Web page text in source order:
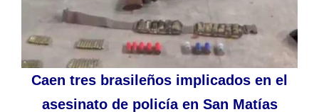
Caen tres brasileños implicados en el
asesinato de policía en San Matías